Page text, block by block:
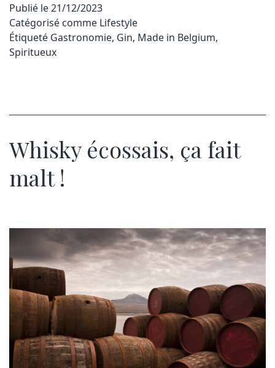
Publié le21/12/2023
Catégorisé comme Lifestyle
Étiqueté Gastronomie, Gin, Made in Belgium,
Spiritueux
Whisky écossais, ça fait
malt !